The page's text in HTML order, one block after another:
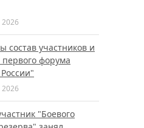
2026
состав участников и
форума
2026
"Боевого